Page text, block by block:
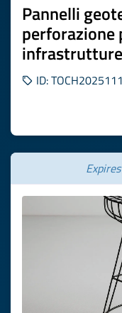
Pannelli
perforazione
infrastrutture
ID: